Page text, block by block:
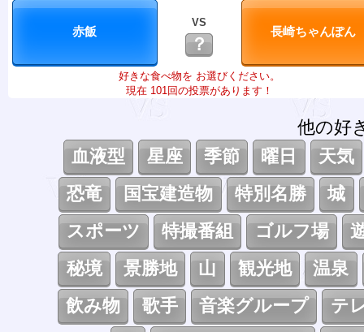
VS
？
好きな食べ物を お選びください。
現在 101回の投票があります！
他の好
血液型
星座 季節 曜日
天気
恐竜
国宝建造物 特別名勝
城
スポーツ
特撮番組 ゴルフ場
秘境
景勝地 山 観光地
温泉
飲み物
歌手 音楽グループ
テ